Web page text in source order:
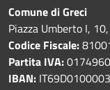
Comune di Greci
Piazza Umberto I,
Codice Fiscale:
Partita IVA:
IBAN: